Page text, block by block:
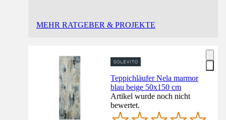
MEHR RATGEBER & PROJEKTE
Teppichläufer Nela marmor
blau beige 50x150 cm
Artikel wurde noch nicht
bewertet.